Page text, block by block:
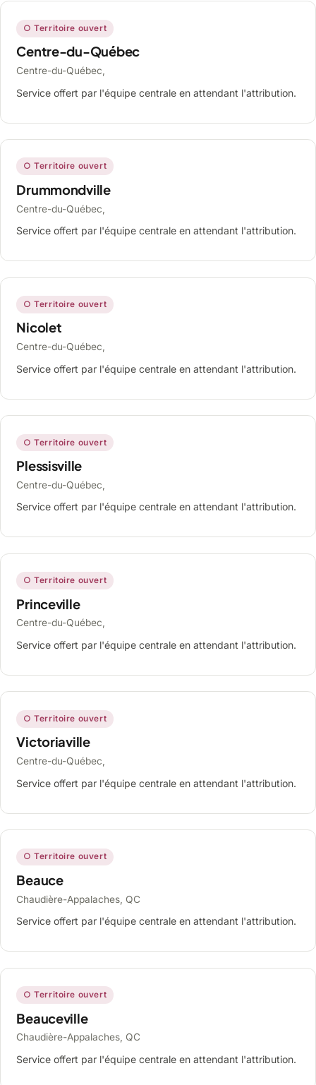
○ Territoire ouvert
Centre-du-Québec
Centre-du-Québec,
Service offert par l'équipe centrale en attendant l'attribution.
○ Territoire ouvert
Drummondville
Centre-du-Québec,
Service offert par l'équipe centrale en attendant l'attribution.
○ Territoire ouvert
Nicolet
Centre-du-Québec,
Service offert par l'équipe centrale en attendant l'attribution.
○ Territoire ouvert
Plessisville
Centre-du-Québec,
Service offert par l'équipe centrale en attendant l'attribution.
○ Territoire ouvert
Princeville
Centre-du-Québec,
Service offert par l'équipe centrale en attendant l'attribution.
○ Territoire ouvert
Victoriaville
Centre-du-Québec,
Service offert par l'équipe centrale en attendant l'attribution.
○ Territoire ouvert
Beauce
Chaudière-Appalaches, QC
Service offert par l'équipe centrale en attendant l'attribution.
○ Territoire ouvert
Beauceville
Chaudière-Appalaches, QC
Service offert par l'équipe centrale en attendant l'attribution.